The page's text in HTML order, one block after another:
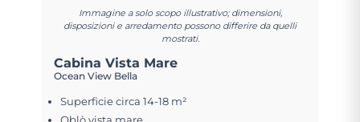
Immagine a solo scopo illustrativo; dimensioni,
disposizioni e arredamento possono differire da quelli
mostrati.
Cabina Vista Mare
Ocean View Bella
Superficie circa 14-18 m²
Oblò vista mare